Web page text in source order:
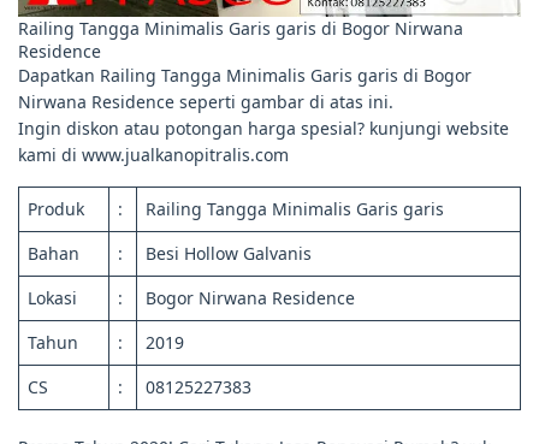
Railing Tangga Minimalis Garis garis di Bogor Nirwana
Residence
Dapatkan Railing Tangga Minimalis Garis garis di Bogor
Nirwana Residence seperti gambar di atas ini.
Ingin diskon atau potongan harga spesial? kunjungi website
kami di www.jualkanopitralis.com
Produk :
Railing Tangga Minimalis Garis garis
Bahan
:
Besi Hollow Galvanis
Lokasi
:
Bogor Nirwana Residence
Tahun
:
2019
CS
: 08125227383